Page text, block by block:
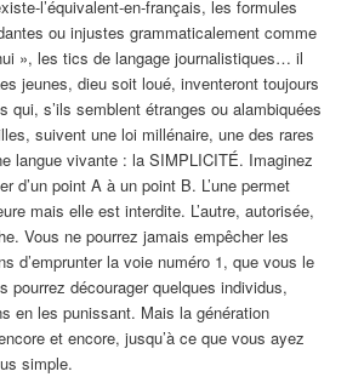
l’équivalent-en-français, les formules
ou injustes grammaticalement comme
», les tics de langage journalistiques… il
jeunes, dieu soit loué, inventeront toujours
qui, s’ils semblent étranges ou alambiquées
suivent une loi millénaire, une des rares
langue vivante : la SIMPLICITÉ. Imaginez
d’un point A à un point B. L’une permet
mais elle est interdite. L’autre, autorisée,
Vous ne pourrez jamais empêcher les
d’emprunter la voie numéro 1, que vous le
pourrez décourager quelques individus,
en les punissant. Mais la génération
et encore, jusqu’à ce que vous ayez
simple.